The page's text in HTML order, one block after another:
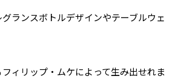
グランスボトルデザインやテーブルウェ
ィリップ・ムケによって生み出せれま